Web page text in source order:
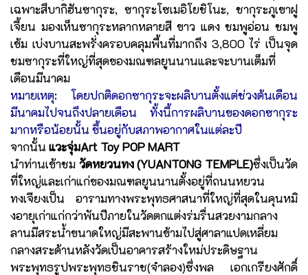
เฉพาะสึบากิฮันซากุระ, ซากุระโซเมอิโยชิโนะ, ชากุระภูเขาฝู
เจี้ยน มองเห็นซากุระหลากหลายสี ขาว แดง ชมพูอ่อน ชมพู
เข้ม เบ่งบานสะพรั่งครอบคลุมพื้นที่มากถึง 3,800 ไร่ เป็นจุด
ชมซากุระที่ใหญ่ที่สุดของมณฑลยูนนานและจะบานเต็มที่
เดือนมีนาคม
หมายเหตุ: โดยปกติดอกซากุระจะผลิบานตั้งแต่ช่วงต้นเดือน
มีนาคมไปจนถึงปลายเดือน ทั้งนี้การผลิบานของดอกซากุระ
มากหรือน้อยนั้น ขึ้นอยู่กับสภาพอากาศในแต่ละปี
จากนั้น แวะจุ่มArt Toy POP MART
นำท่านเข้าชม วัดหยวนทง (YUANTONG TEMPLE)ซึ่งเป็นวัด
ที่ใหญ่และเก่าแก่ของมณฑลยูนนานตั้งอยู่ที่ถนนหยวน
ทงเจียงเป็น อารามทางพระพุทธศาสนาที่ใหญ่ที่สุดในคุนหมิ
งอายุเก่าแก่กว่าพันปีภายในวัดตกแต่งร่มรื่นสวยงามกลาง
ลานมีสระน้ำขนาดใหญ่มีสะพานข้ามไปสู่ศาลาแปดเหลี่ยม
กลางสระด้านหลังวัดเป็นอาคารสร้างใหม่ประดิษฐาน
พระพุทธรูปพระพุทธชินราช(จำลอง)ซึ่งพล เอกเกรียงศักดิ์